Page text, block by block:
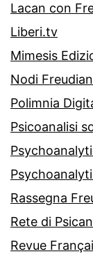
Lacan con
Liberi.tv
Mimesis
Nodi
Polimnia
Psicoanalisi
Rassegna
Rete di
Revue